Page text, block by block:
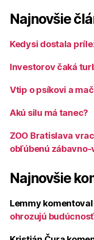
Najnovšie
Kedysi dostala
Investorov čaká
Vtip o psíkovi a
Akú silu má tanec?
ZOO Bratislava
obľúbenú
Najnovšie
Lemmy komentoval
ohrozujú